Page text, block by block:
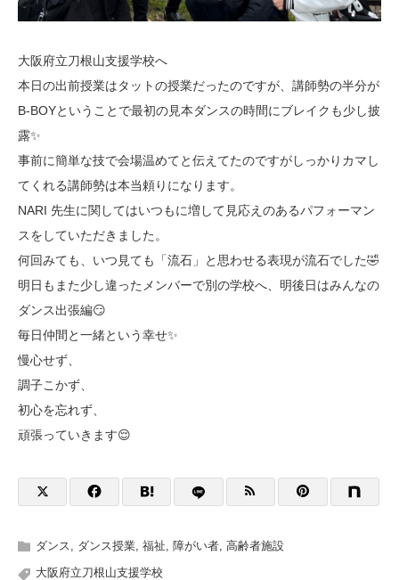
大阪府立刀根山支援学校へ
本日の出前授業はタットの授業だったのですが、講師勢の半分が
B-BOYということで最初の見本ダンスの時間にブレイクも少し披
露✨
事前に簡単な技で会場温めてと伝えてたのですがしっかりカマし
てくれる講師勢は本当頼りになります。
NARI 先生に関してはいつもに増して見応えのあるパフォーマン
スをしていただきました。
何回みても、いつ見ても「流石」と思わせる表現が流石でした🤣
明日もまた少し違ったメンバーで別の学校へ、明後日はみんなの
ダンス出張編😏
毎日仲間と一緒という幸せ✨
慢心せず、
調子こかず、
初心を忘れず、
頑張っていきます😌
ダンス ダンス授業 福祉 障がい者 高齢者施設
大阪府立刀根山支援学校